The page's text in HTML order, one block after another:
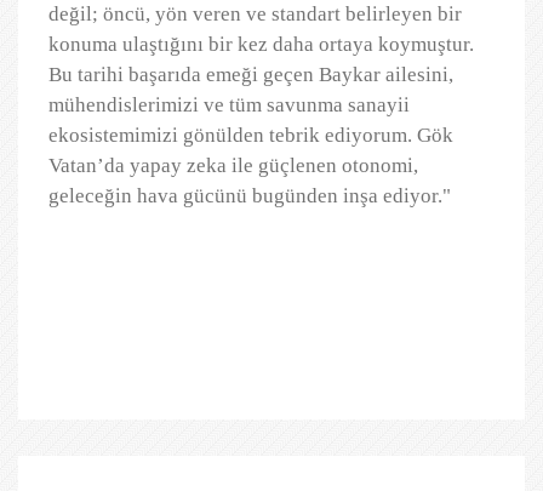
değil; öncü, yön veren ve standart belirleyen bir
konuma ulaştığını bir kez daha ortaya koymuştur.
Bu tarihi başarıda emeği geçen Baykar ailesini,
mühendislerimizi ve tüm savunma sanayii
ekosistemimizi gönülden tebrik ediyorum. Gök
Vatan’da yapay zeka ile güçlenen otonomi,
geleceğin hava gücünü bugünden inşa ediyor."